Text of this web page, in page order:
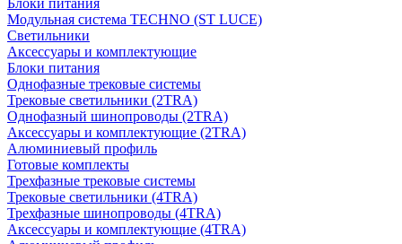
Блоки питания
Модульная система TECHNO (ST LUCE)
Светильники
Аксессуары и комплектующие
Блоки питания
Однофазные трековые системы
Трековые светильники (2TRA)
Однофазный шинопроводы (2TRA)
Аксессуары и комплектующие (2TRA)
Алюминиевый профиль
Готовые комплекты
Трехфазные трековые системы
Трековые светильники (4TRA)
Трехфазные шинопроводы (4TRA)
Аксессуары и комплектующие (4TRA)